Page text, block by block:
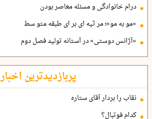
درام خانوادگی و مسئله معاصر بودن
«مو به مو»؛ مر ثیه ای بر ای طبقه متو سط
«آژانس دوستی» در آستانه تولید فصل دوم
پربازدیدترین اخبار
نقاب را بردار آقای ستاره
کدام فوتبال؟